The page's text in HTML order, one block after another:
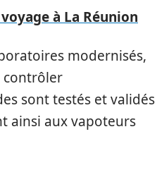
à La Réunion
modernisés,
contrôler
sont testés et validés
ainsi aux vapoteurs